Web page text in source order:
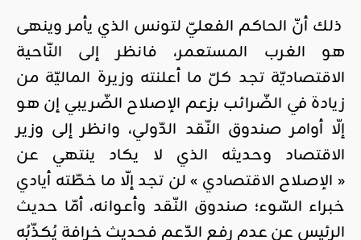
ذلك أنّ الحاكم الفعليّ لتونس الذي يأمر وينهى
هو الغرب المستعمر، فانظر إلى النّاحية
الاقتصاديّة تجد كلّ ما أعلنته وزيرة الماليّة من
زيادة في الضّرائب بزعم الإصلاح الضّريبي إن هو
إلّا أوامر صندوق النّقد الدّولي، وانظر إلى وزير
الاقتصاد وحديثه الذي لا يكاد ينتهي عن
« الإصلاح الاقتصادي » لن تجد إلّا ما خطّته أيادي
خبراء السّوء؛ صندوق النّقد وأعوانه، أمّا حديث
الرئيس عن عدم رفع الدّعم فحديث خرافة يُكذّبُه